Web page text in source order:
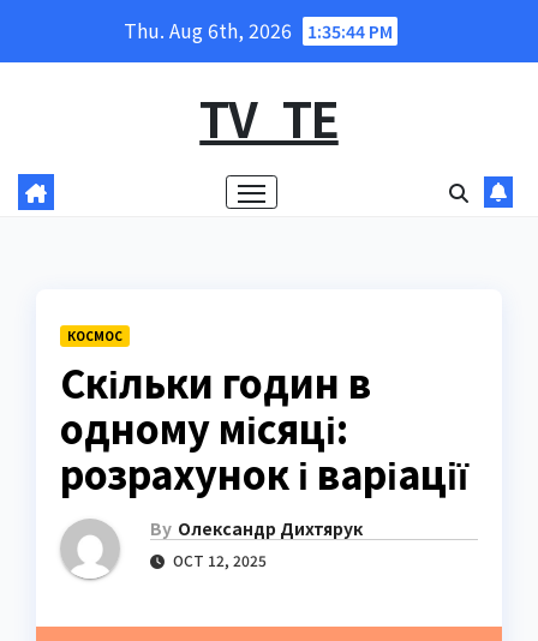
Thu. Aug 6th, 2026 1:35:45 PM
TV_TE
КОСМОС
Скільки годин в
одному місяці:
розрахунок і варіації
By Олександр Дихтярук
OCT 12, 2025